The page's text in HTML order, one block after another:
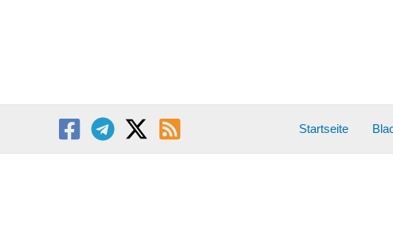
Startseite